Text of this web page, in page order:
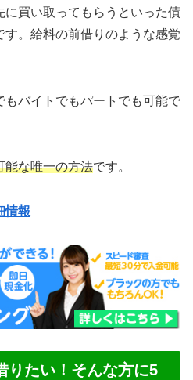
に買い取ってもらうといった債
。給料の前借りのような感覚
バイトでもパートでも可能で
能な唯一の方法です。
情報
りたい！そんな方に5